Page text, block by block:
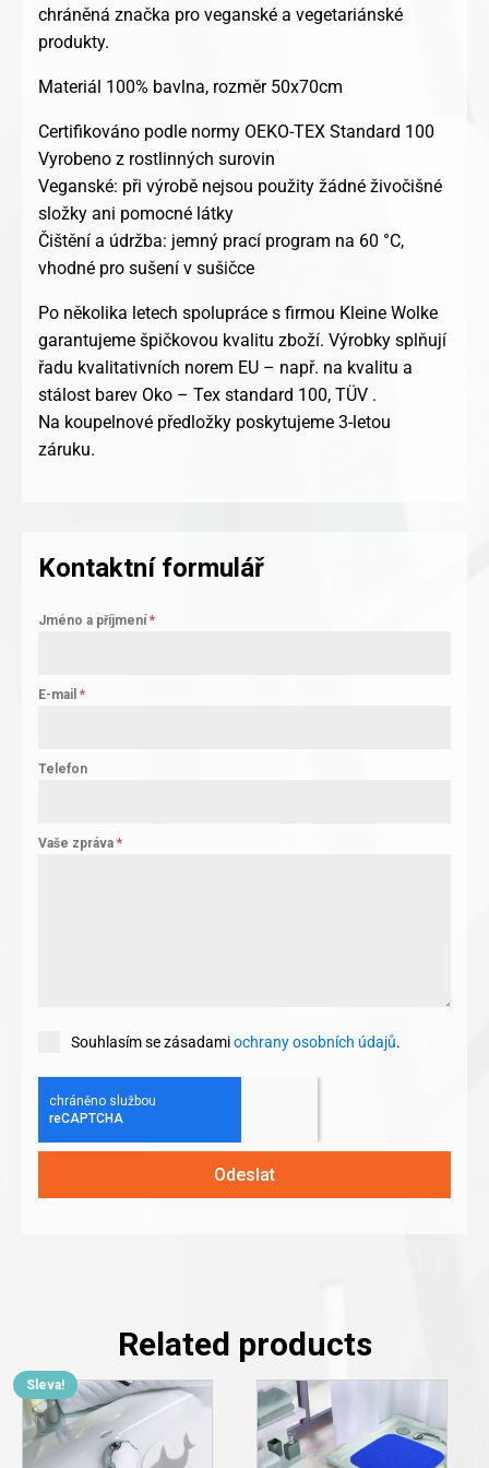
chráněná značka pro veganské a vegetariánské
produkty.
Materiál 100% bavlna, rozměr 50x70cm
Certifikováno podle normy OEKO-TEX Standard 100
Vyrobeno z rostlinných surovin
Veganské: při výrobě nejsou použity žádné živočišné
složky ani pomocné látky
Čištění a údržba: jemný prací program na 60 °C,
vhodné pro sušení v sušičce
Po několika letech spolupráce s firmou Kleine Wolke
garantujeme špičkovou kvalitu zboží. Výrobky splňují
řadu kvalitativních norem EU – např. na kvalitu a
stálost barev Oko – Tex standard 100, TÜV .
Na koupelnové předložky poskytujeme 3-letou
záruku.
Kontaktní formulář
Jméno a příjmení *
E-mail *
Telefon
Vaše zpráva *
Souhlasím se zásadamiochrany osobních údajů.
Odeslat
Related products
Sleva!
This
product
has
multiple